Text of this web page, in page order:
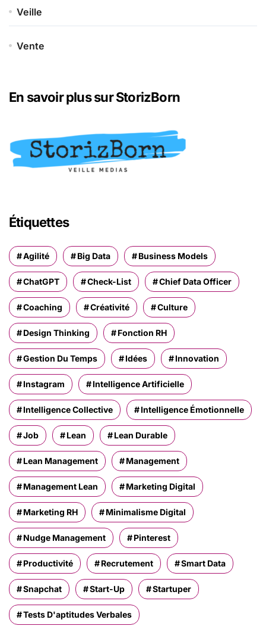
Veille
Vente
En savoir plus sur StorizBorn
Étiquettes
Agilité Big Data Business Models
ChatGPT Check-List Chief Data Officer
Coaching Créativité Culture
Design Thinking Fonction RH
Gestion Du Temps Idées Innovation
Instagram Intelligence Artificielle
Intelligence Collective Intelligence Émotionnelle
Job Lean Lean Durable
Lean Management Management
Management Lean Marketing Digital
Marketing RH Minimalisme Digital
Nudge Management Pinterest
Productivité Recrutement Smart Data
Snapchat Start-Up Startuper
Tests D'aptitudes Verbales